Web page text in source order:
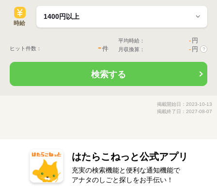
時給
ヒット件数： -件
平均時給： - 円
月収換算： - 円 ?
検索する
掲載開始日：2023-10-13
掲載終了日：2027-08-07
はたらこねっと公式アプリ
充実の検索機能と便利な通知機能で
アナタのしごと探しをお手伝い！